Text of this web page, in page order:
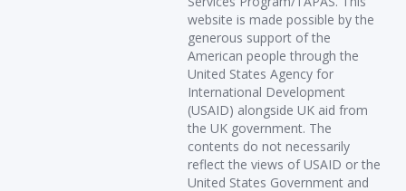
website is made possible by the
generous support of the
American people through the
United States Agency for
International Development
(USAID) alongside UK aid from
the UK government. The
contents do not necessarily
reflect the views of USAID or the
United States Government and